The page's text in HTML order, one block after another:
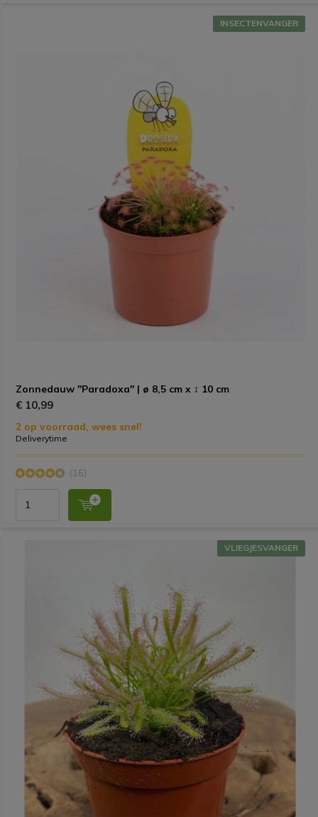
Zonnedauw "Paradoxa" | ø 8,5 cm x ↕ 10 cm
INSECTENVANGER
€ 10,99
2 op voorraad, wees snel!
Deliverytime
(16)
VLIEGJESVANGER